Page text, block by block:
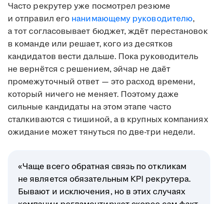
Часто рекрутер уже посмотрел резюме
и отправил его нанимающему руководителю,
а тот согласовывает бюджет, ждёт перестановок
в команде или решает, кого из десятков
кандидатов вести дальше. Пока руководитель
не вернётся с решением, эйчар не даёт
промежуточный ответ — это расход времени,
который ничего не меняет. Поэтому даже
сильные кандидаты на этом этапе часто
сталкиваются с тишиной, а в крупных компаниях
ожидание может тянуться по две-три недели.
«Чаще всего обратная связь по откликам
не является обязательным KPI рекрутера.
Бывают и исключения, но в этих случаях